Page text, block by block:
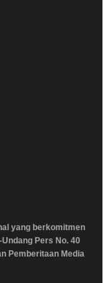
yang berkomitmen
Pers No. 40
Pemberitaan Media